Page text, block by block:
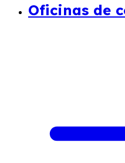
Oficinas de